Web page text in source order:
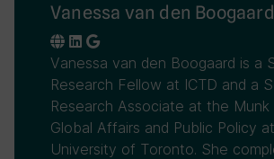
Vanessa van den Boogaard
Vanessa van den Boogaard is a
Research Fellow at ICTD and a
Research Associate at the
Global Affairs and Public Policy
University of Toronto. She